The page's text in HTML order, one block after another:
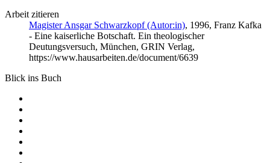
Arbeit zitieren
Magister Ansgar Schwarzkopf (Autor:in), 1996, Franz Kafka
- Eine kaiserliche Botschaft. Ein theologischer
Deutungsversuch, München, GRIN Verlag,
https://www.hausarbeiten.de/document/6639
Blick ins Buch